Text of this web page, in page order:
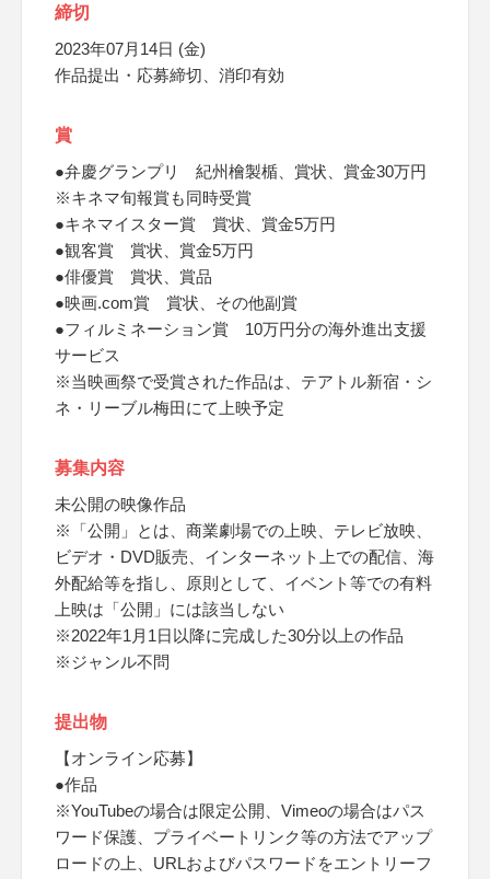
締切
2023年07月14日 (金)
作品提出・応募締切、消印有効
賞
●弁慶グランプリ 紀州檜製楯、賞状、賞金30万円
※キネマ旬報賞も同時受賞
●キネマイスター賞 賞状、賞金5万円
●観客賞 賞状、賞金5万円
●俳優賞 賞状、賞品
●映画.com賞 賞状、その他副賞
●フィルミネーション賞 10万円分の海外進出支援
サービス
※当映画祭で受賞された作品は、テアトル新宿・シ
ネ・リーブル梅田にて上映予定
募集内容
未公開の映像作品
※「公開」とは、商業劇場での上映、テレビ放映、
ビデオ・DVD販売、インターネット上での配信、海
外配給等を指し、原則として、イベント等での有料
上映は「公開」には該当しない
※2022年1月1日以降に完成した30分以上の作品
※ジャンル不問
提出物
【オンライン応募】
●作品
※YouTubeの場合は限定公開、Vimeoの場合はパス
ワード保護、プライベートリンク等の方法でアップ
ロードの上、URLおよびパスワードをエントリーフ